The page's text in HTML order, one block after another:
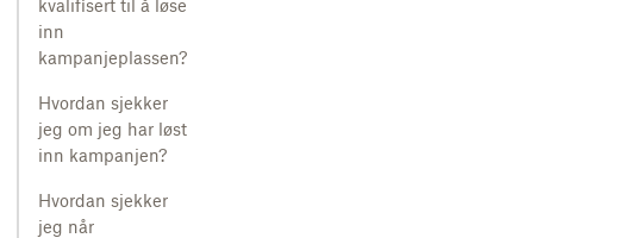
kvalifisert til å løse
inn
kampanjeplassen?
Hvordan sjekker
jeg om jeg har løst
inn kampanjen?
Hvordan sjekker
jeg når